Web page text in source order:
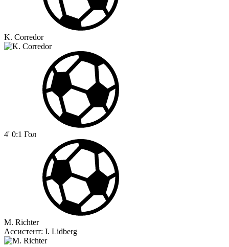
K. Corredor
4' 0:1 Гол
M. Richter
Ассистент: I. Lidberg